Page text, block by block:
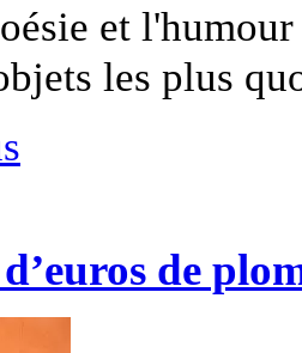
et
les plus
de